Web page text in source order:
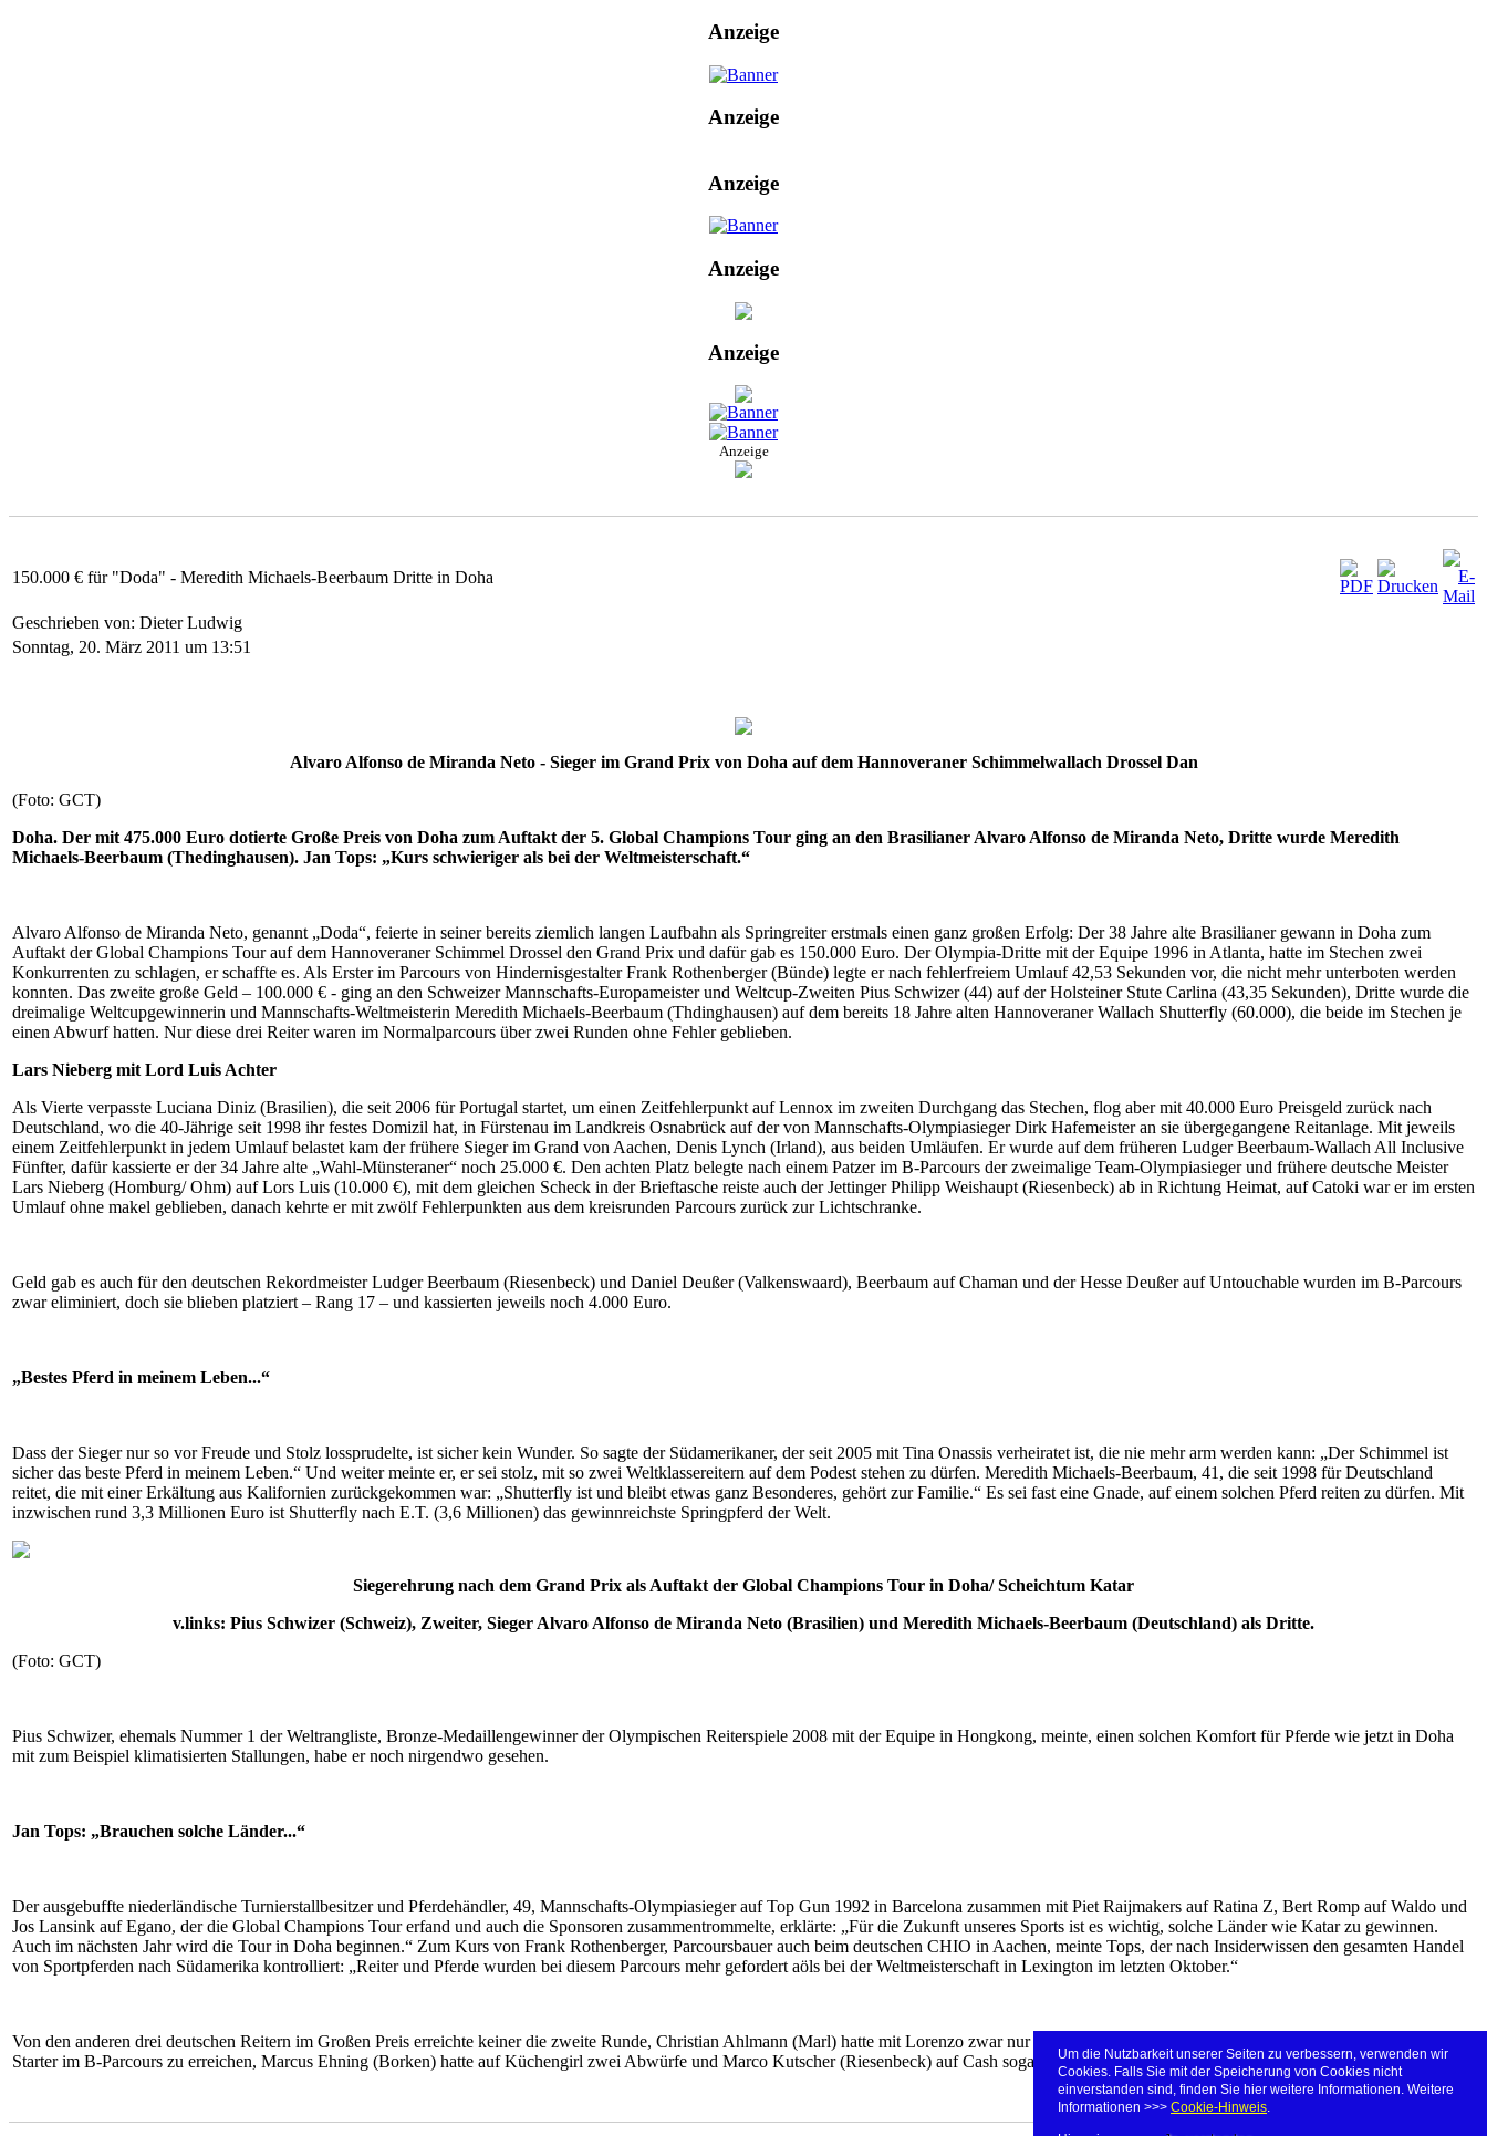
Anzeige
Anzeige
Anzeige
Anzeige
Anzeige
Anzeige
150.000 € für "Doda" - Meredith Michaels-Beerbaum Dritte in Doha
Geschrieben von: Dieter Ludwig
Sonntag, 20. März 2011 um 13:51
Alvaro Alfonso de Miranda Neto - Sieger im Grand Prix von Doha auf dem Hannoveraner Schimmelwallach Drossel Dan
(Foto: GCT)
Doha. Der mit 475.000 Euro dotierte Große Preis von Doha zum Auftakt der 5. Global Champions Tour ging an den Brasilianer Alvaro Alfonso de Miranda Neto, Dritte wurde Meredith
Michaels-Beerbaum (Thedinghausen). Jan Tops: „Kurs schwieriger als bei der Weltmeisterschaft.“
Alvaro Alfonso de Miranda Neto, genannt „Doda“, feierte in seiner bereits ziemlich langen Laufbahn als Springreiter erstmals einen ganz großen Erfolg: Der 38 Jahre alte Brasilianer gewann in Doha zum
Auftakt der Global Champions Tour auf dem Hannoveraner Schimmel Drossel den Grand Prix und dafür gab es 150.000 Euro. Der Olympia-Dritte mit der Equipe 1996 in Atlanta, hatte im Stechen zwei
Konkurrenten zu schlagen, er schaffte es. Als Erster im Parcours von Hindernisgestalter Frank Rothenberger (Bünde) legte er nach fehlerfreiem Umlauf 42,53 Sekunden vor, die nicht mehr unterboten werden
konnten. Das zweite große Geld – 100.000 € - ging an den Schweizer Mannschafts-Europameister und Weltcup-Zweiten Pius Schwizer (44) auf der Holsteiner Stute Carlina (43,35 Sekunden), Dritte wurde die
dreimalige Weltcupgewinnerin und Mannschafts-Weltmeisterin Meredith Michaels-Beerbaum (Thdinghausen) auf dem bereits 18 Jahre alten Hannoveraner Wallach Shutterfly (60.000), die beide im Stechen je
einen Abwurf hatten. Nur diese drei Reiter waren im Normalparcours über zwei Runden ohne Fehler geblieben.
Lars Nieberg mit Lord Luis Achter
Als Vierte verpasste Luciana Diniz (Brasilien), die seit 2006 für Portugal startet, um einen Zeitfehlerpunkt auf Lennox im zweiten Durchgang das Stechen, flog aber mit 40.000 Euro Preisgeld zurück nach
Deutschland, wo die 40-Jährige seit 1998 ihr festes Domizil hat, in Fürstenau im Landkreis Osnabrück auf der von Mannschafts-Olympiasieger Dirk Hafemeister an sie übergegangene Reitanlage. Mit jeweils
einem Zeitfehlerpunkt in jedem Umlauf belastet kam der frühere Sieger im Grand von Aachen, Denis Lynch (Irland), aus beiden Umläufen. Er wurde auf dem früheren Ludger Beerbaum-Wallach All Inclusive
Fünfter, dafür kassierte er der 34 Jahre alte „Wahl-Münsteraner“ noch 25.000 €. Den achten Platz belegte nach einem Patzer im B-Parcours der zweimalige Team-Olympiasieger und frühere deutsche Meister
Lars Nieberg (Homburg/ Ohm) auf Lors Luis (10.000 €), mit dem gleichen Scheck in der Brieftasche reiste auch der Jettinger Philipp Weishaupt (Riesenbeck) ab in Richtung Heimat, auf Catoki war er im ersten
Umlauf ohne makel geblieben, danach kehrte er mit zwölf Fehlerpunkten aus dem kreisrunden Parcours zurück zur Lichtschranke.
Geld gab es auch für den deutschen Rekordmeister Ludger Beerbaum (Riesenbeck) und Daniel Deußer (Valkenswaard), Beerbaum auf Chaman und der Hesse Deußer auf Untouchable wurden im B-Parcours
zwar eliminiert, doch sie blieben platziert – Rang 17 – und kassierten jeweils noch 4.000 Euro.
„Bestes Pferd in meinem Leben...“
Dass der Sieger nur so vor Freude und Stolz lossprudelte, ist sicher kein Wunder. So sagte der Südamerikaner, der seit 2005 mit Tina Onassis verheiratet ist, die nie mehr arm werden kann: „Der Schimmel ist
sicher das beste Pferd in meinem Leben.“ Und weiter meinte er, er sei stolz, mit so zwei Weltklassereitern auf dem Podest stehen zu dürfen. Meredith Michaels-Beerbaum, 41, die seit 1998 für Deutschland
reitet, die mit einer Erkältung aus Kalifornien zurückgekommen war: „Shutterfly ist und bleibt etwas ganz Besonderes, gehört zur Familie.“ Es sei fast eine Gnade, auf einem solchen Pferd reiten zu dürfen. Mit
inzwischen rund 3,3 Millionen Euro ist Shutterfly nach E.T. (3,6 Millionen) das gewinnreichste Springpferd der Welt.
Siegerehrung nach dem Grand Prix als Auftakt der Global Champions Tour in Doha/ Scheichtum Katar
v.links: Pius Schwizer (Schweiz), Zweiter, Sieger Alvaro Alfonso de Miranda Neto (Brasilien) und Meredith Michaels-Beerbaum (Deutschland) als Dritte.
(Foto: GCT)
Pius Schwizer, ehemals Nummer 1 der Weltrangliste, Bronze-Medaillengewinner der Olympischen Reiterspiele 2008 mit der Equipe in Hongkong, meinte, einen solchen Komfort für Pferde wie jetzt in Doha
mit zum Beispiel klimatisierten Stallungen, habe er noch nirgendwo gesehen.
Jan Tops: „Brauchen solche Länder...“
Der ausgebuffte niederländische Turnierstallbesitzer und Pferdehändler, 49, Mannschafts-Olympiasieger auf Top Gun 1992 in Barcelona zusammen mit Piet Raijmakers auf Ratina Z, Bert Romp auf Waldo und
Jos Lansink auf Egano, der die Global Champions Tour erfand und auch die Sponsoren zusammentrommelte, erklärte: „Für die Zukunft unseres Sports ist es wichtig, solche Länder wie Katar zu gewinnen.
Auch im nächsten Jahr wird die Tour in Doha beginnen.“ Zum Kurs von Frank Rothenberger, Parcoursbauer auch beim deutschen CHIO in Aachen, meinte Tops, der nach Insiderwissen den gesamten Handel
von Sportpferden nach Südamerika kontrolliert: „Reiter und Pferde wurden bei diesem Parcours mehr gefordert aöls bei der Weltmeisterschaft in Lexington im letzten Oktober.“
Von den anderen drei deutschen Reitern im Großen Preis erreichte keiner die zweite Runde, Christian Ahlmann (Marl) hatte mit Lorenzo zwar nur einen Abwurf, war aber zu langsam, um das Feld der 18
Starter im B-Parcours zu erreichen, Marcus Ehning (Borken) hatte auf Küchengirl zwei Abwürfe und Marco Kutscher (Riesenbeck) auf Cash sogar drei.Um die Nutzbarkeit unserer Seiten zu verbessern, verwenden wir
Cookies. Falls Sie mit der Speicherung von Cookies nicht
einverstanden sind, finden Sie hier weitere Informationen. Weitere
Informationen >>> Cookie-Hinweis.